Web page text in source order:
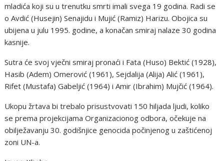
mladića koji su u trenutku smrti imali svega 19 godina. Radi se
o Avdić (Husejin) Senajidu i Mujić (Ramiz) Harizu. Obojica su
ubijena u julu 1995. godine, a konačan smiraj nalaze 30 godina
kasnije.
Sutra će svoj vječni smiraj pronaći i Fata (Huso) Bektić (1928),
Hasib (Adem) Omerović (1961), Sejdalija (Alija) Alić (1961),
Rifet (Mustafa) Gabeljić (1964) i Amir (Ibrahim) Mujčić (1964).
Ukopu žrtava bi trebalo prisustvovati 150 hiljada ljudi, koliko
se prema projekcijama Organizacionog odbora, očekuje na
obilježavanju 30. godišnjice genocida počinjenog u zaštićenoj
zoni UN-a.